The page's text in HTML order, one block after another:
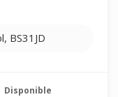
BS31JD
Disponible